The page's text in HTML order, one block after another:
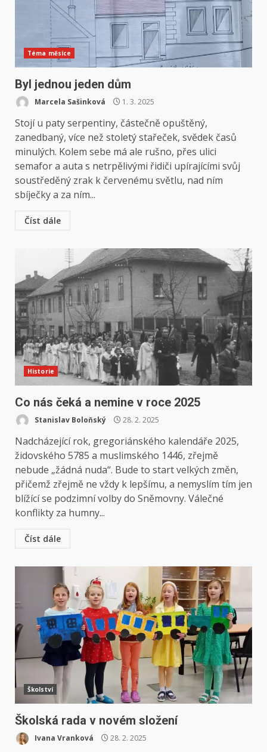
Téma měsíce
Byl jednou jeden dům
Marcela Sašinková 1. 3. 2025
Stojí u paty serpentiny, částečně opuštěný,
zanedbaný, více než stoletý stařeček, svědek časů
minulých. Kolem sebe má ale rušno, přes ulici
semafor a auta s netrpělivými řidiči upírajícími svůj
soustředěný zrak k červenému světlu, nad ním
sbíječky a za ním...
Číst dále
Historie
Co nás čeká a nemine v roce 2025
Stanislav Boloňský 28. 2. 2025
Nadcházející rok, gregoriánského kalendáře 2025,
židovského 5785 a muslimského 1446, zřejmě
nebude „žádná nuda“. Bude to start velkých změn,
přičemž zřejmě ne vždy k lepšímu, a nemyslím tím jen
blížící se podzimní volby do Sněmovny. Válečné
konflikty za humny...
Číst dále
Školství
Školská rada v novém složení
Ivana Vranková 28. 2. 2025